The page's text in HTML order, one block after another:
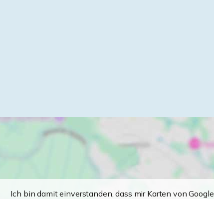
Ich bin damit einverstanden, dass mir Karten von Google